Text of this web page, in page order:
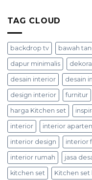
TAG CLOUD
backdrop tv bawah
dapur minimalis
desain interior desain
design interior furnitur
harga Kitchen set
interior interior
interior design interior
interior rumah jasa
kitchen set Kitchen set